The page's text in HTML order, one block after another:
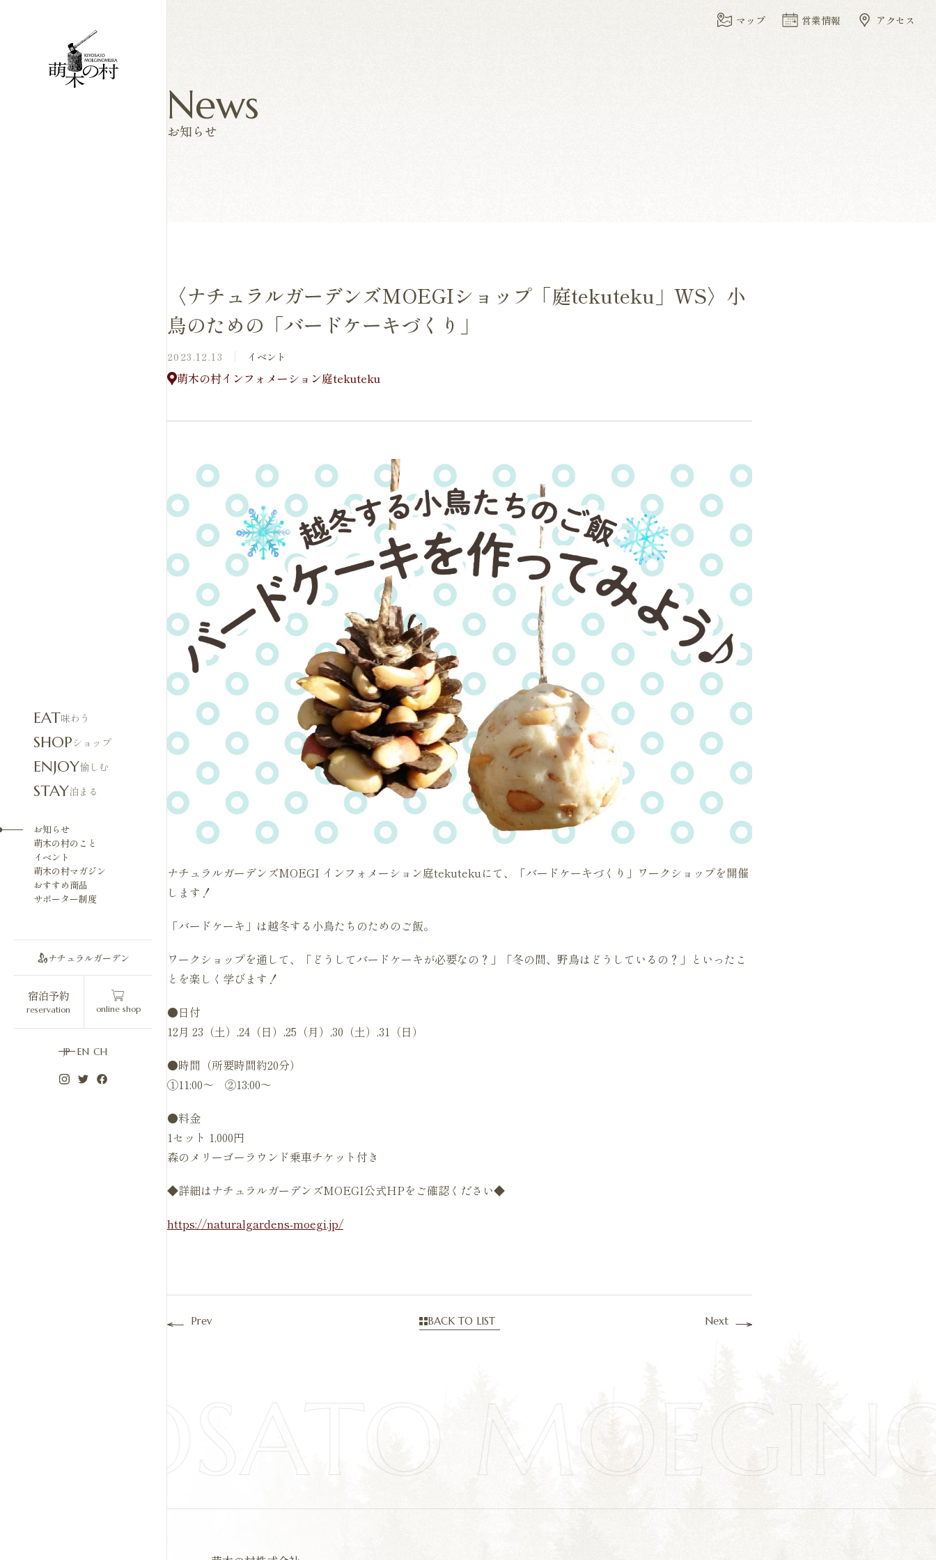
EAT味わう
SHOPショップ
ENJOY愉しむ
STAY泊まる
お知らせ
萌木の村のこと
イベント
萌木の村マガジン
おすすめ商品
サポーター制度
ナチュラルガーデン
宿泊予約
reservation online shop
JP EN CH
マップ 営業情報 アクセス
News
お知らせ
〈ナチュラルガーデンズMOEGIショップ「庭tekuteku」WS〉小
鳥のための「バードケーキづくり」
2023.12.13 イベント
萌木の村インフォメーション庭tekuteku
ナチュラルガーデンズMOEGI インフォメーション庭tekutekuにて、「バードケーキづくり」ワークショップを開催
します！
「バードケーキ」は越冬する小鳥たちのためのご飯。
ワークショップを通して、「どうしてバードケーキが必要なの？」「冬の間、野鳥はどうしているの？」といったこ
とを楽しく学びます！
●日付
12月 23（土）,24（日）,25（月）,30（土）,31（日）
●時間（所要時間約20分）
①11:00～ ②13:00～
●料金
1セット 1,000円
森のメリーゴーラウンド乗車チケット付き
◆詳細はナチュラルガーデンズMOEGI公式HPをご確認ください◆
https://naturalgardens-moegi.jp/
Prev Next
BACK TO LIST